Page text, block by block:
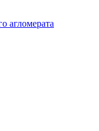
агломерата